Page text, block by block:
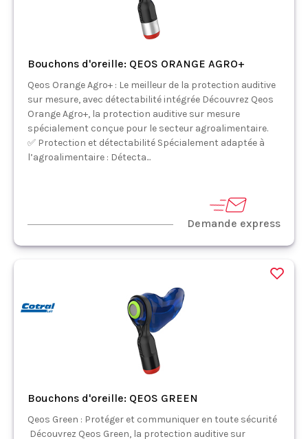
Bouchons d'oreille: QEOS ORANGE AGRO+
Qeos Orange Agro+ : Le meilleur de la protection auditive
sur mesure, avec détectabilité intégrée Découvrez Qeos
Orange Agro+, la protection auditive sur mesure
spécialement conçue pour le secteur agroalimentaire.
✅ Protection et détectabilité Spécialement adaptée à
l’agroalimentaire : Détecta...
Demande express
Bouchons d'oreille: QEOS GREEN
Qeos Green : Protéger et communiquer en toute sécurité
Découvrez Qeos Green, la protection auditive sur